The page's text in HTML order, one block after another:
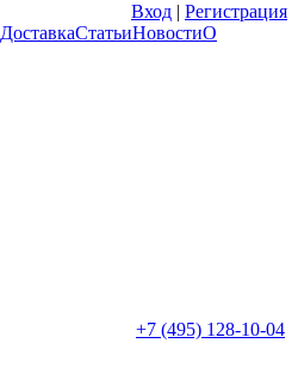
Вход | Регистрация
ДоставкаСтатьиНовостиО
+7 (495) 128-10-04